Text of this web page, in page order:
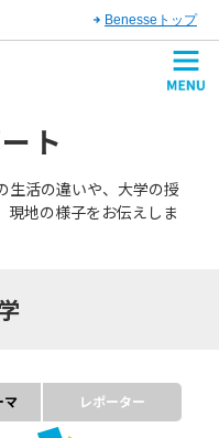
Benesseトップ
ト
生活の違いや、大学の授
現地の様子をお伝えしま
マ レポーター